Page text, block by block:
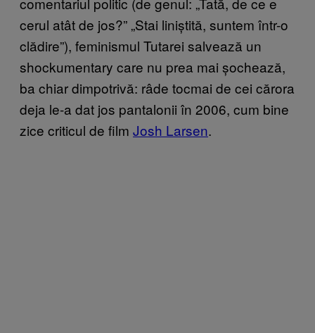
cerul atât de jos?” „Stai liniștită, suntem într-o
clădire”), feminismul Tutarei salvează un
shockumentary care nu prea mai șochează,
ba chiar dimpotrivă: râde tocmai de cei cărora
deja le-a dat jos pantalonii în 2006, cum bine
zice criticul de film Josh Larsen.